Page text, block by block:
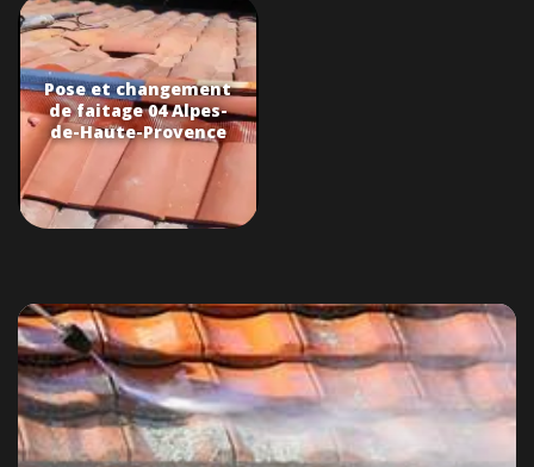
Pose et changement
de faitage 04 Alpes-
de-Haute-Provence